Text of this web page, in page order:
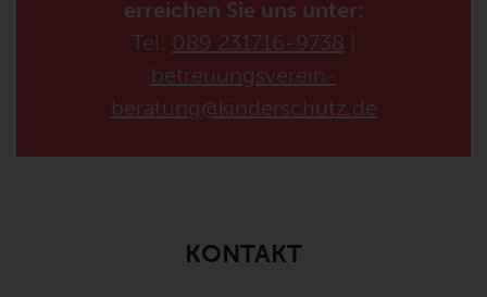
erreichen Sie uns unter:
Tel: 089 231716-9738
betreuungsverein-
beratung@kinderschutz.de
KONTAKT